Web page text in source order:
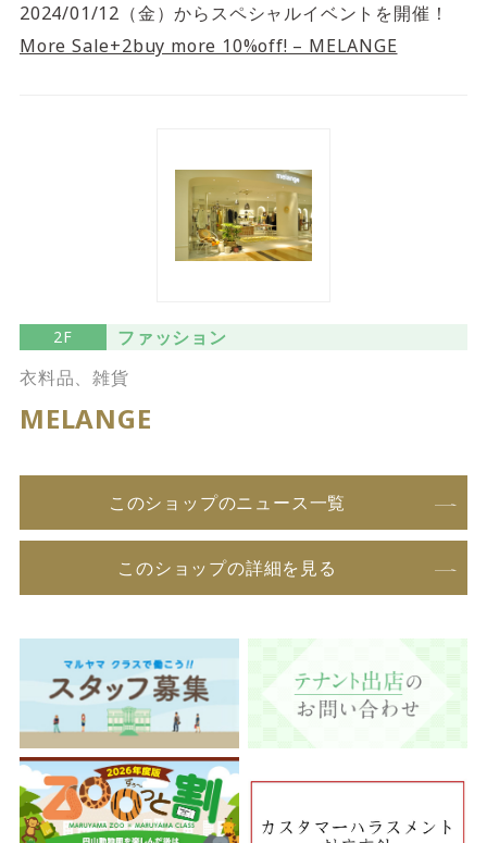
2024/01/12（金）からスペシャルイベントを開催！
More Sale+2buy more 10%off! – MELANGE
2F
ファッション
衣料品、雑貨
MELANGE
このショップのニュース一覧
このショップの詳細を見る